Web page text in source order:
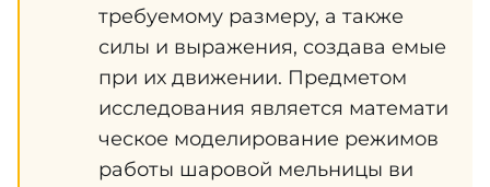
требуемому размеру, а также
силы и выражения, создава емые
при их движении. Предметом
исследования является математи
ческое моделирование режимов
работы шаровой мельницы ви